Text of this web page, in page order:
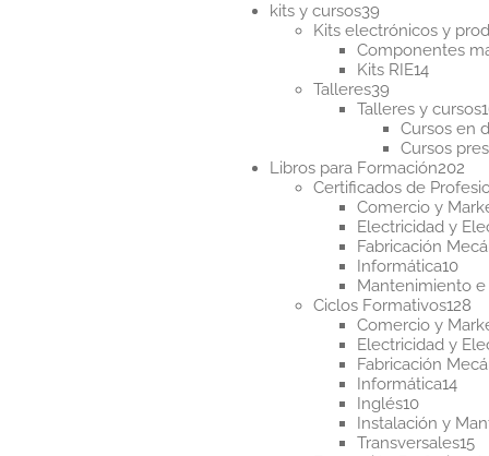
kits y cursos39
productos
Kits electrónicos y
Componentes
Kits RIE1414
Talleres39
productos
Talleres y cursos
Cursos en
Cursos
Libros para Formación202
Certificados de
Comercio y
Electricidad y
Fabricación
Informática1010
Mantenimiento
Ciclos Formativos128
Comercio y
Electricidad y
Fabricación
Informática1414
Inglés1010
Instalación y
Transversales1515